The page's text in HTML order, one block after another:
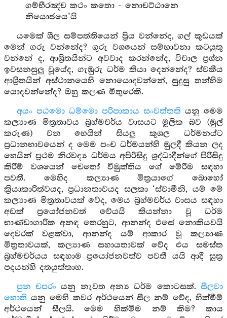
ගම්භීරඤ්ච කථං කතො - නොචට්ඨානෙ
නියොජයෙ’යි
යමෙක් ශීල සම්පත්තියෙන් ප්‍රිය වන්නේද, ගල් කුඩයක්
මෙන් ගරු වන්නේද? ගුරු වශයෙන් සම්භාවනා කටයුතු
වන්නේ ද, ආශ්‍රිතයින්ට අවවාද කරන්නේද, විචාල ප්‍රශ්න
ඉවසනසුලු වූයේද, ගැඹුරු ධර්ම කියා දෙන්නේද? ස්වකීය
ආශ්‍රිතයින් අස්ථානයෙහි නොයොදවන්නේ, සුදුසු තන්හිම
යොදවන්නේද? ඔහු කලණ මිතුරෙකි.
අයං පඨමො ධම්මො පරිපාකාය සංවත්තති යනු මෙම
කල්‍යාණ මිත්‍රතාවය බ්‍රහ්මචර්ය වාසයට මූලික බව (මුල්
කරුණ) වන හෙයින් සියලු කුශල ධර්මනය්ට
ප්‍රධානභාවයෙන් ද මෙම පංච ධර්මයන්හි මුලදී කියන ලද
හෙයින් ප්‍රථම නිරවද්‍ය ධර්මය අපිරිසිදු ශ්‍රද්ධාදීන්ගේ පිරිසිදු
කිරීම් වශයෙන් චෙතෝ විමුක්තිය ගේ මේරීම සඳහා
පවතී. මෙහිද කල්‍යාණ මිත්‍රයාගේ බොහෝ
ක්‍රියාකාරිත්වයද, ප්‍රධානතාවයද සලකා ‘ස්වාමීනි, යම් මේ
කල්‍යාණ මිත්‍රතාවයක් වේද, මෙය බ්‍රහ්මචර්ය වාසය සඳහා
අඩක් ප්‍රයෝජනවත් වේයයි කියන්නා වූ ධර්ම
භාණ්ඩාගාරික අනඳ තෙරහුට, ආනන්ද එසේ නොකියවයි
දෙවරක් වළක්වා, ආනන්ද යම් ආකාර වූ කල්‍යාණ
මිත්‍රතාවයක්, කල්‍යාණ සහායතාවක් වේද එය සමස්ත
බ්‍රහ්මචර්යය සඳහාම ප්‍රයෝජනවත්ව පවතී යයි ආදී සූත්‍ර
පදයන්හි දතයුත්තාහ.
පුන චපරංයනු නැවත අන්‍ය ධර්ම කොටසක්.සීලවා
හොති යනු මෙහි කවර අර්ථයෙන් සීල නම් වේද, හික්මීම්
අර්ථයෙන් සීලයි. මෙම හික්මීම නම් කිම? කාය